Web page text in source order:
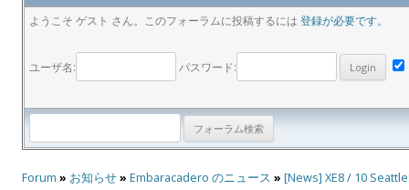
ようこそ ゲスト さん。このフォーラムに投稿するには 登録が必要です。
ユーザ名: パスワード:
Forum » お知らせ» Embaracadero のニュース » [News] XE8 / 10